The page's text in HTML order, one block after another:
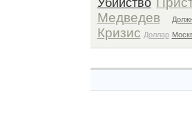
Убийство
Медведев
Кризис Доллар